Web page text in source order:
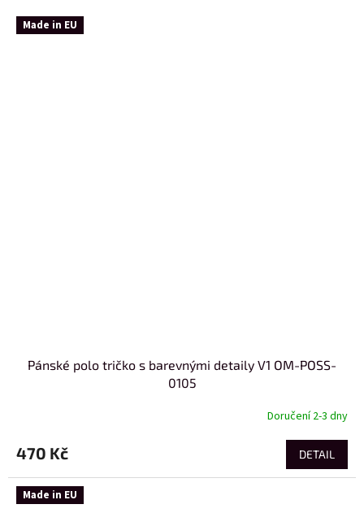
Made in EU
Pánské polo tričko s barevnými detaily V1 OM-POSS-
0105
Doručení 2-3 dny
470 Kč DETAIL
Made in EU